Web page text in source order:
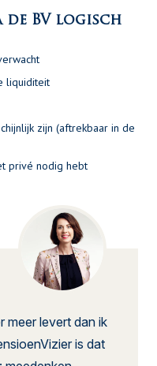
de BV logisch
liquiditeit
zijn (aftrekbaar in de
privé nodig hebt
meer levert dan ik
is dat